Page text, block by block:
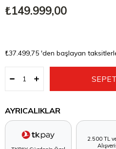
₺149.999,00
₺37.499,75 'den başlayan
AYRICALIKLAR
2.500 TL